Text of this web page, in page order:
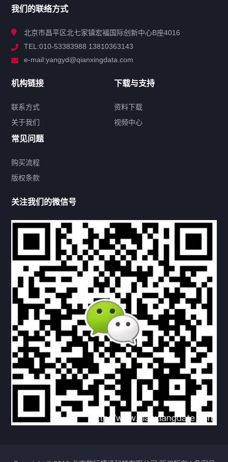
解决方案
联系方式
热门标签
机构链接
联系方式 关于我们
下载与支持
资料下载 视频中心
常见问题
购买流程 版权条款
北京乾行捷通荣获阿里巴巴国际站多项年度荣誉，持续引
领ICT与AI行业发展
2025/12/22 531 新闻中心 信创服务器国产服务器
我们的联络方式
北京市昌平区北七家镇宏福国际创新中心B座4016
TEL:010-53383988 13810363143
e-mail:yangyd@qianxingdata.com
机构链接
联系方式
关于我们
下载与支持
资料下载
视频中心
常见问题
购买流程
版权条款
关注我们的微信号